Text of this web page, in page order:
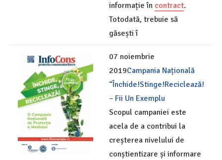
informație în contract.
Totodată, trebuie să
găsești î
07 noiembrie
2019Campania Națională
“Închide!Stinge!Reciclează!
– Fii Un Exemplu
Scopul campaniei este
acela de a contribui la
creșterea nivelului de
conștientizare și informare